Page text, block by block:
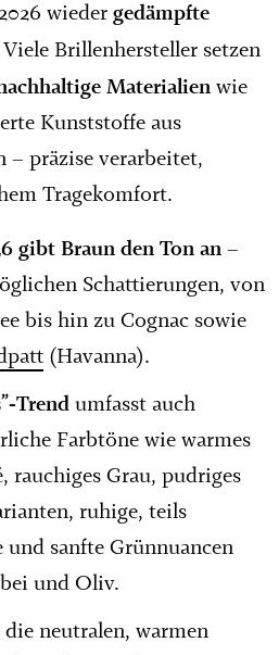
wieder gedämpfte
Brillenhersteller setzen
Materialien wie
Kunststoffe aus
– präzise verarbeitet,
Tragekomfort.
gibt Braun den Ton an –
Schattierungen, von
bis hin zu Cognac sowie
(Havanna).
Trend umfasst auch
Farbtöne wie warmes
rauchiges Grau, pudriges
ruhige, teils
sanfte Grünnuancen
und Oliv.
neutralen, warmen